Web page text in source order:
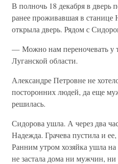
В полночь 18 декабря в дверь
ранее проживавшая в станице
открыла дверь. Рядом с
— Можно нам переночевать у
Луганской области.
Александре Петровне не
посторонних людей, да еще
решилась.
Сидорова ушла. А через два
Надежда. Грачева пустила и
Ранним утром хозяйка ушла
не застала дома ни мужчин,